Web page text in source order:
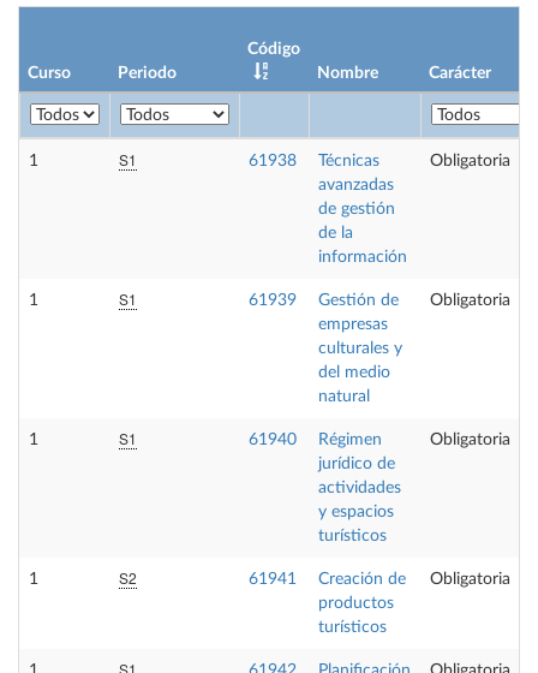
Curso Periodo
Código
Nombre
Carácter
1 S1 61938
Técnicas
avanzadas
de gestión
de la
información
Obligatoria
1 S1 61939
Gestión de
empresas
culturales y
del medio
natural
Obligatoria
1 S1 61940
Régimen
jurídico de
actividades
y espacios
turísticos
Obligatoria
1 S2 61941
Creación de
productos
turísticos
Obligatoria
S1